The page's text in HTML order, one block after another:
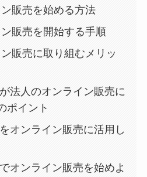
販売を始める方法
販売を開始する手順
販売に取り組むメリッ
法人のオンライン販売に
ポイント
オンライン販売に活用し
オンライン販売を始めよ